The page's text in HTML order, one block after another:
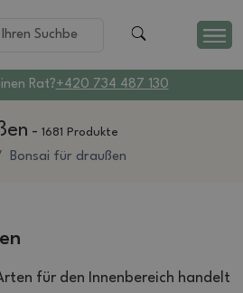
Rat?+420 734 487 130
- 1681 Produkte
Bonsai für draußen
für den Innenbereich handelt